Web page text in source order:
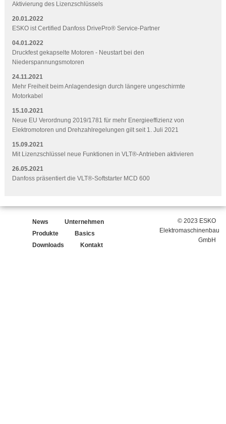
Aktivierung des Lizenzschlüssels
20.01.2022
ESKO ist Certified Danfoss DrivePro® Service-Partner
04.01.2022
Druckfest gekapselte Motoren - Neustart bei den
Niederspannungsmotoren
24.11.2021
Mehr Freiheit beim Anlagendesign durch längere ungeschirmte
Motorkabel
15.10.2021
Neue EU Verordnung 2019/1781 für mehr Energieeffizienz von
Elektromotoren und Drehzahlregelungen gilt seit 1. Juli 2021
15.09.2021
Mit Lizenzschlüssel neue Funktionen in VLT®-Antrieben aktivieren
26.05.2021
Danfoss präsentiert die VLT®-Softstarter MCD 600
News
Unternehmen
Produkte
Basics
Downloads
Kontakt
© 2023 ESKO
Elektromaschinenbau
GmbH